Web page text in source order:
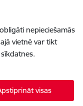
nepieciešamās
vietnē var tikt
visas